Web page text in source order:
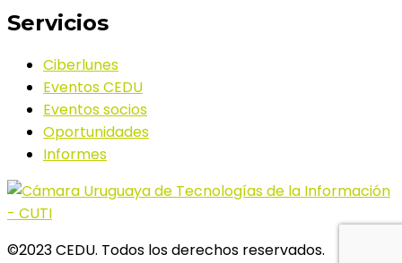
Servicios
Ciberlunes
Eventos CEDU
Eventos socios
Oportunidades
Informes
©2023 CEDU. Todos los derechos reservados.